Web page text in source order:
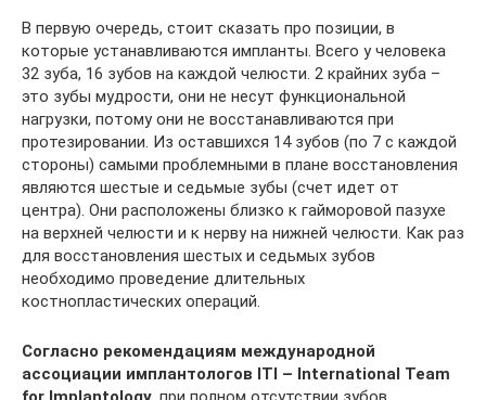
В первую очередь, стоит сказать про позиции, в
которые устанавливаются импланты. Всего у человека
32 зуба, 16 зубов на каждой челюсти. 2 крайних зуба –
это зубы мудрости, они не несут функциональной
нагрузки, потому они не восстанавливаются при
протезировании. Из оставшихся 14 зубов (по 7 с каждой
стороны) самыми проблемными в плане восстановления
являются шестые и седьмые зубы (счет идет от
центра). Они расположены близко к гайморовой пазухе
на верхней челюсти и к нерву на нижней челюсти. Как раз
для восстановления шестых и седьмых зубов
необходимо проведение длительных
костнопластических операций.
Согласно рекомендациям международной
ассоциации имплантологов ITI – International Team